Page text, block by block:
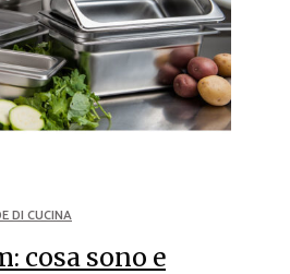
DI CUCINA
cosa sono e